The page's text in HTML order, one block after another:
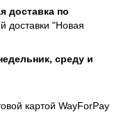
доставка по
доставки "Новая
среду и
картой WayForPay